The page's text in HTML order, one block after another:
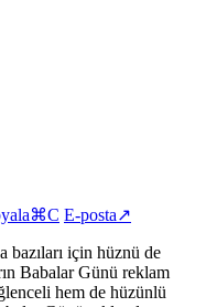
⌘C E-posta↗
bazıları için hüznü de
Babalar Günü reklam
hem de hüzünlü